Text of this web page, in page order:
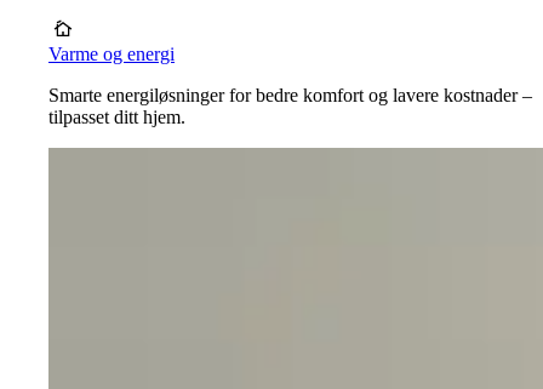
Varme og energi
Smarte energiløsninger for bedre komfort og lavere kostnader –
tilpasset ditt hjem.